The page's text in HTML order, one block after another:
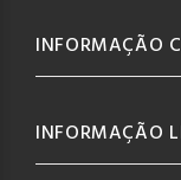
INFORMAÇÃO
INFORMAÇÃO